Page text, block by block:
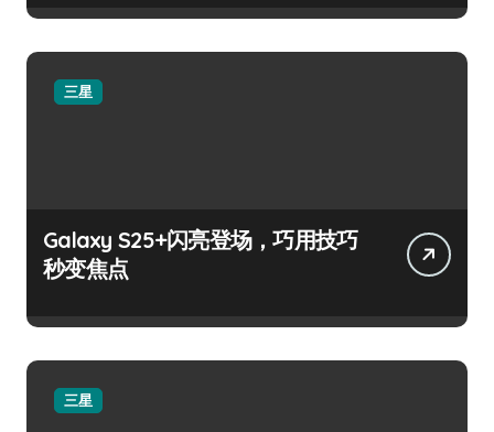
三星
Galaxy S25+闪亮登场，巧用技巧
秒变焦点
三星